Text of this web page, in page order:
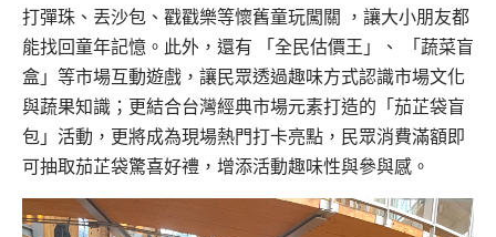
打彈珠、丟沙包、戳戳樂等懷舊童玩闖關 ，讓大小朋友都
能找回童年記憶。此外，還有 「全民估價王」、 「蔬菜盲
盒」等市場互動遊戲， 讓民眾透過趣味方式認識市場文化
與蔬果知識； 更結合台灣經典市場元素打造的「茄芷袋盲
包」活動， 更將成為現場熱門打卡亮點， 民眾消費滿額即
可抽取茄芷袋驚喜好禮，增添活動趣味性與參與感。